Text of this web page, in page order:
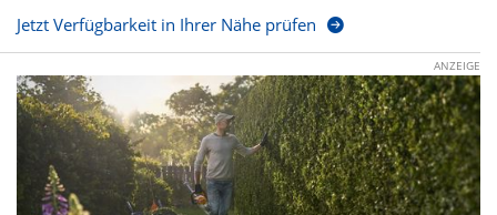
Jetzt Verfügbarkeit in Ihrer Nähe prüfen
ANZEIGE